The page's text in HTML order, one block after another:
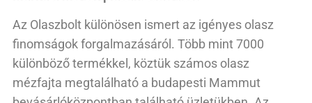
Az Olaszbolt különösen ismert az igényes olasz
finomságok forgalmazásáról. Több mint 7000
különböző termékkel, köztük számos olasz
mézfajta megtalálható a budapesti Mammut